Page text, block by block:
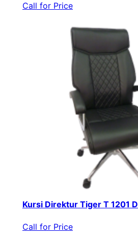
Call for Price
Kursi Direktur Tiger T 1201 D
Call for Price